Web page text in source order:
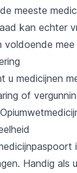
meeste
kan echter
voldoende
u medicijnen
of
Handig als